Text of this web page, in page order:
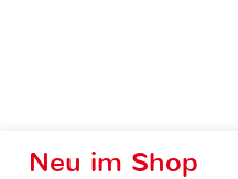
Neu im Shop